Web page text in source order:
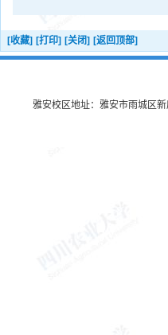
[收藏] [打印] [关闭] [返回顶部]
雅安校区地址：雅安市雨城区